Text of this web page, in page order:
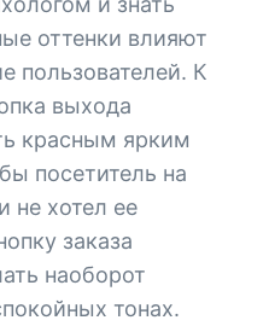
оттенки влияют
пользователей. К
выхода
красным ярким
посетитель на
не хотел ее
заказа
наоборот
тонах.